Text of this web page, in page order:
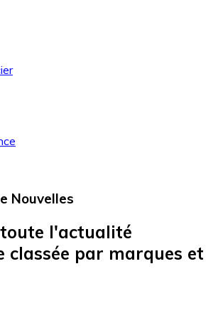
Nouvelles
l'actualité
classée par marques et